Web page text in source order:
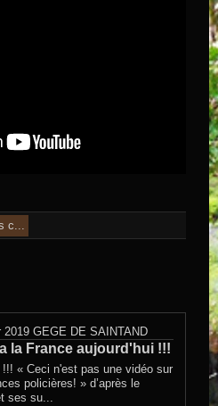
dans
c...
2019 GEGE DE SAINTAND
la France aujourd'hui !!!
« Ceci n'est pas une vidéo sur
policières! » d’après le
ses su...